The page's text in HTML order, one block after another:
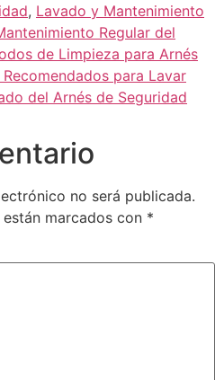
, Lavado y Mantenimiento
Regular del
de Limpieza para Arnés
para Lavar
del Arnés de Seguridad
no será publicada.
marcados con *